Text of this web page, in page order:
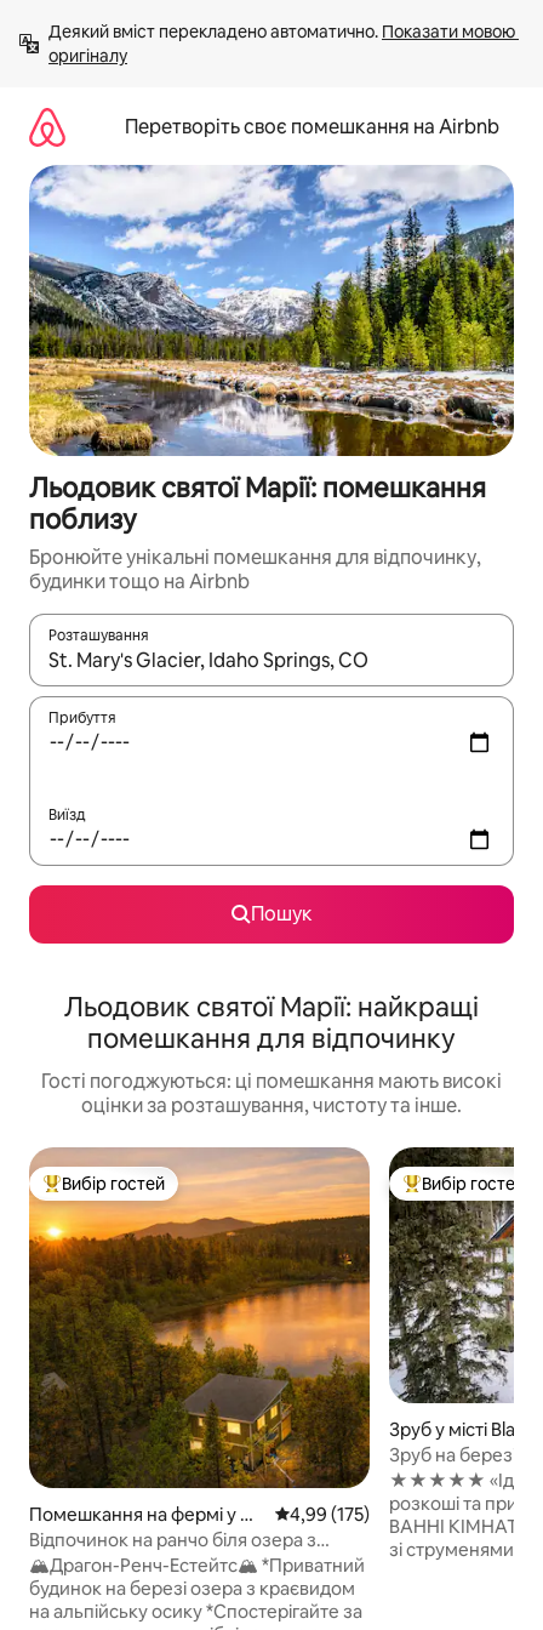
вмісту
Деякий вміст перекладено автоматично. Показати мовою
оригіналу
Перетворіть своє помешкання на Airbnb
Льодовик святої Марії: помешкання
поблизу
Бронюйте унікальні помешкання для відпочинку,
будинки тощо на Airbnb
Розташування
Отримавши результати пошуку, використовуйте для
Прибуття
Виїзд
Пошук
Льодовик святої Марії: найкращі
помешкання для відпочинку
Гості погоджуються: ці помешкання мають високі
оцінки за розташування, чистоту та інше.
Топ вибір гостей
Вибір гостей
Помешкання на фермі у мі
сті Black Hawk
Середня оцінка: 4,99 з 5,
4,99 (175)
Відпочинок на ранчо біля озера з
джакузі та сауною
🏔️Драгон-Ренч-Естейтс🏔️ *Приватний
будинок на березі озера з краєвидом
на альпійську осику *Спостерігайте за
Топ вибір гостей
Вибір гостей
Зруб у місті
Зруб на березі
ванна, місце для
★★★★★
розкоші та
ВАННІ КІМНАТИ
зі струменями